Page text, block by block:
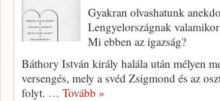
Gyakran olvashatunk
Lengyelországnak
Mi ebben az igazság?
Báthory István király halála után mélyen
versengés, mely a svéd Zsigmond és az
folyt. … Tovább »